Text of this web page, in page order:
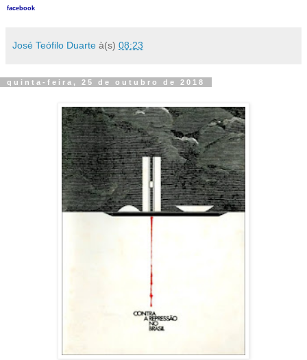
facebook
José Teófilo Duarte à(s) 08:23
quinta-feira, 25 de outubro de 2018